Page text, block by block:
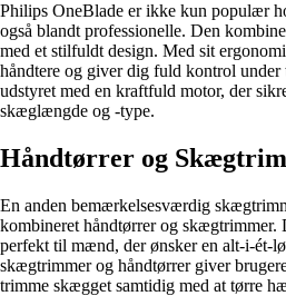
Philips OneBlade er ikke kun populær
også blandt professionelle. Den
med et stilfuldt design. Med sit
håndtere og giver dig fuld kontrol
udstyret med en kraftfuld motor, der
skæglængde og -type.
Håndtørrer og
En anden bemærkelsesværdig
kombineret håndtørrer og skægtrimmer.
perfekt til mænd, der ønsker en alt-i-ét-
skægtrimmer og håndtørrer giver
trimme skægget samtidig med at tørre